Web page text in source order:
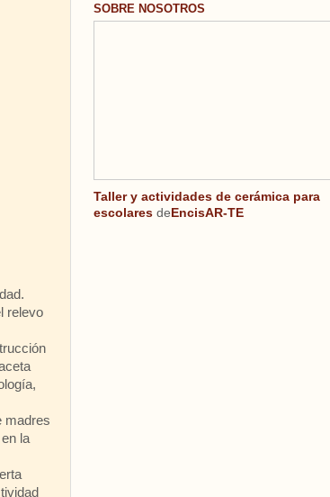
relevo
madres
la
SOBRE NOSOTROS
Taller y actividades de cerámica para
escolares de EncisAR-TE